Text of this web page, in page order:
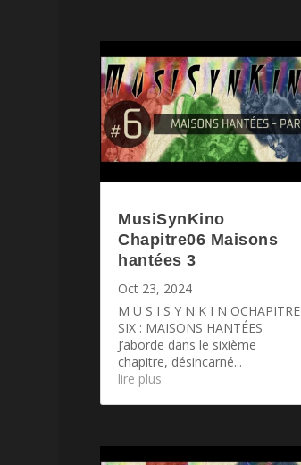
MusiSynKino
Chapitre06 Maisons
hantées 3
Oct 23, 2024
M U S I S Y N K I N OCHAPITRE
SIX : MAISONS HANTÉES
J’aborde dans le sixième
chapitre, désincarné...
lire plus